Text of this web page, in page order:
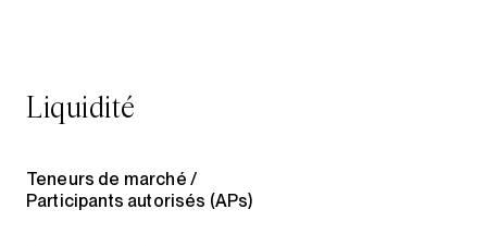
Liquidité
Teneurs de marché /
Participants autorisés (APs)